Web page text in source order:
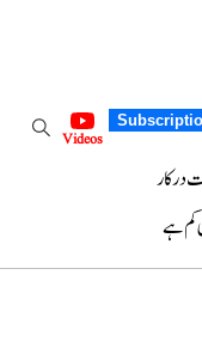
Videos
درکار
کم ہے